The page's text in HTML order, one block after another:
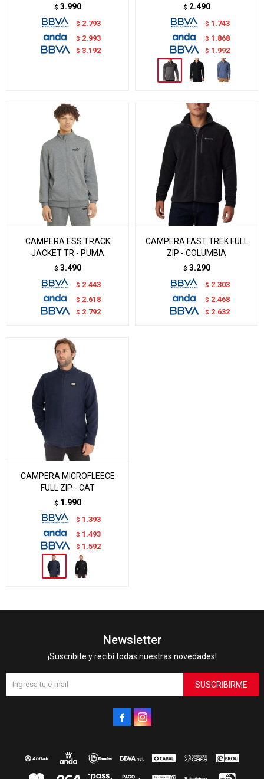
$ 3.990
$ 2.793
$ 2.993
$ 3.192
$ 2.490
$ 1.743
$ 1.868
$ 1.992
CAMPERA ESS TRACK
JACKET TR - PUMA
$ 3.490
$ 2.443
$ 2.618
$ 2.792
CAMPERA FAST TREK FULL
ZIP - COLUMBIA
$ 3.290
$ 2.303
$ 2.468
$ 2.632
CAMPERA MICROFLEECE
FULL ZIP - CAT
$ 1.990
$ 1.393
$ 1.493
$ 1.592
Newsletter
¡Suscribite y recibí todas nuestras novedades!
SUSCRIBIRME
 